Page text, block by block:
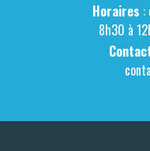
Horaires :
8h30 à